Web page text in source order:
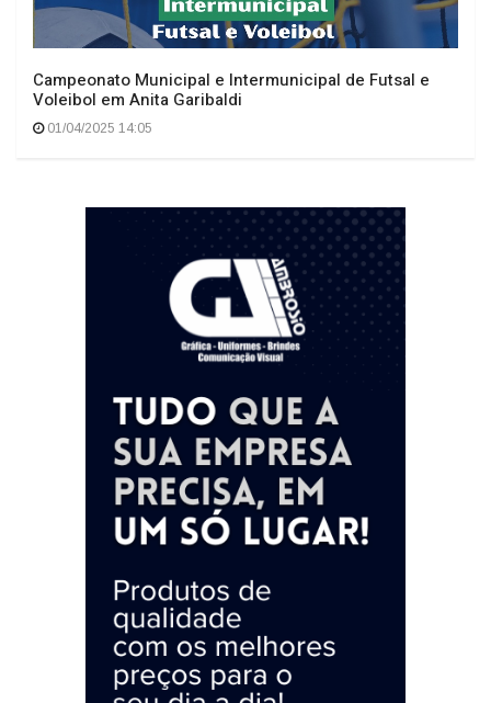
Campeonato Municipal e Intermunicipal de Futsal e
Voleibol em Anita Garibaldi
01/04/2025 14:05